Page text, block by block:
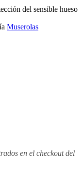
del sensible hueso
Muserolas
en el checkout del